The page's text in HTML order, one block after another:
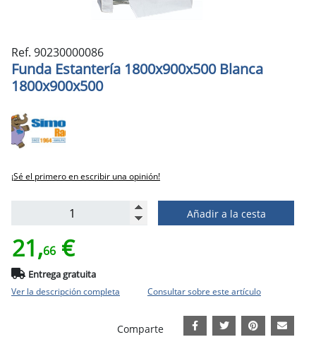
Ref. 90230000086
Funda Estantería 1800x900x500 Blanca
1800x900x500
¡Sé el primero en escribir una opinión!
Añadir a la cesta
21,66 €
Entrega gratuita
Ver la descripción completa Consultar sobre este artículo
Comparte